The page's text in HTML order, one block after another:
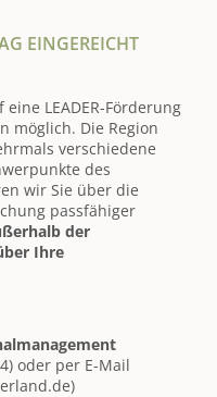
EINGEREICHT
LEADER-Förderung
möglich. Die Region
verschiedene
des
wir Sie über die
passfähiger
der
Ihre
oder per E-Mail